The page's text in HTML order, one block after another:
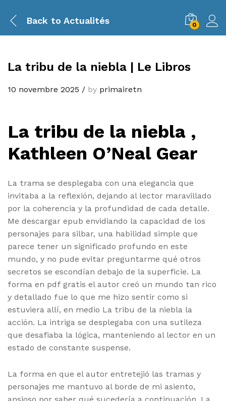
Back to Actualités 0
La tribu de la niebla | Le Libros
10 novembre 2025 / by primairetn
La tribu de la niebla ,
Kathleen O’Neal Gear
La trama se desplegaba con una elegancia que
invitaba a la reflexión, dejando al lector maravillado
por la coherencia y la profundidad de cada detalle.
Me descargar epub envidiando la capacidad de los
personajes para silbar, una habilidad simple que
parece tener un significado profundo en este
mundo, y no pude evitar preguntarme qué otros
secretos se escondían debajo de la superficie. La
forma en pdf gratis el autor creó un mundo tan rico
y detallado fue lo que me hizo sentir como si
estuviera allí, en medio La tribu de la niebla la
acción. La intriga se desplegaba con una sutileza
que desafiaba la lógica, manteniendo al lector en un
estado de constante suspense.
La forma en que el autor entretejió las tramas y
personajes me mantuvo al borde de mi asiento,